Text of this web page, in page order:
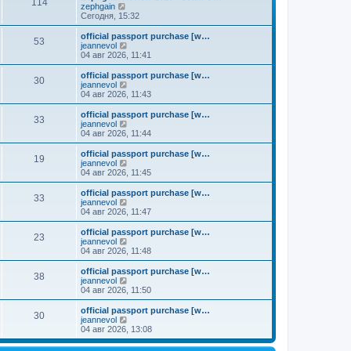
у
с
о
б
щ
е
н
и
н
е
с
о
щ
е
о
с
л
д
н
е
у
с
о
б
щ
е
н
и
114
zephgain
е
р
е
й
и
п
о
с
е
д
н
е
м
у
с
о
о
б
щ
е
н
и
ю
Сегодня, 15:32
53
official passport purchase [w…
jeannevol
е
р
е
й
т
п
о
с
е
н
е
м
с
о
о
щ
е
н
ю
04 авг 2026, 11:41
30
official passport purchase [w…
jeannevol
е
р
е
й
т
п
о
с
е
н
е
м
с
о
о
щ
е
н
ю
04 авг 2026, 11:43
33
official passport purchase [w…
jeannevol
е
р
е
й
т
п
о
с
е
н
е
м
с
о
о
щ
е
н
04 авг 2026, 11:44
19
official passport purchase [w…
jeannevol
е
р
е
й
т
п
о
с
е
н
е
м
с
о
04 авг 2026, 11:45
33
official passport purchase [w…
jeannevol
е
р
е
й
т
п
о
с
е
н
е
04 авг 2026, 11:47
23
official passport purchase [w…
jeannevol
е
р
е
й
т
п
о
с
л
04 авг 2026, 11:48
38
official passport purchase [w…
jeannevol
е
р
е
й
т
к
04 авг 2026, 11:50
30
official passport purchase [w…
jeannevol
е
р
е
04 авг 2026, 13:08